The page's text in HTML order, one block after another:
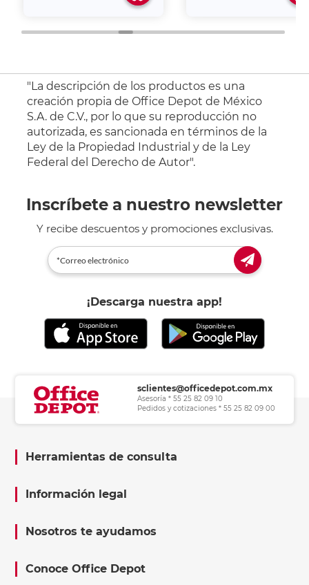
"La descripción de los productos es una
creación propia de Office Depot de México
S.A. de C.V., por lo que su reproducción no
autorizada, es sancionada en términos de la
Ley de la Propiedad Industrial y de la Ley
Federal del Derecho de Autor".
Inscríbete a nuestro newsletter
Y recibe descuentos y promociones exclusivas.
¡Descarga nuestra app!
sclientes@officedepot.com.mx
Asesoría * 55 25 82 09 10
Pedidos y cotizaciones * 55 25 82 09 00
Herramientas de consulta
Información legal
Nosotros te ayudamos
Conoce Office Depot